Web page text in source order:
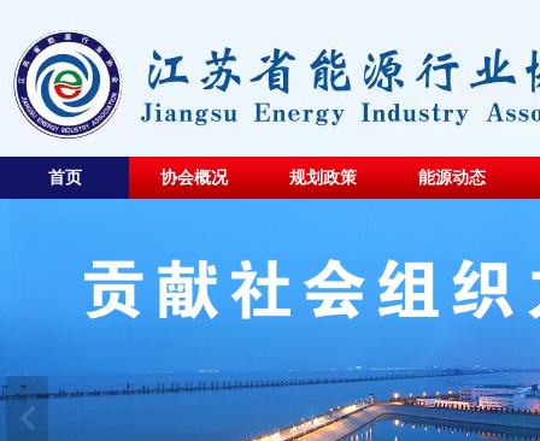
首页 协会概况 规划政策 能源动态